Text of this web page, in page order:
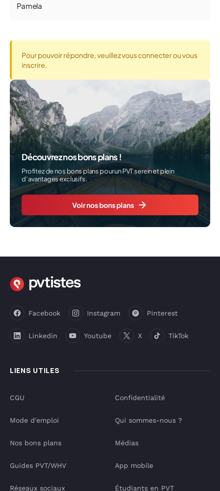
Pamela
Pour pouvoir répondre, veuillez vous connecter ou vous
inscrire.
Découvrez nos bons plans !
Profitez de nos bons plans pour un PVT serein et plein
d’avantages exclusifs.
Voir nos bons plans
LIENS UTILES
Facebook Instagram Pinterest
Linkedin Youtube X TikTok
CGU
Mode d'emploi
Nos bons plans
Guides PVT/WHV
Réseaux sociaux
Confidentialité
Qui sommes-nous ?
Médias
App mobile
Étudiants en PVT